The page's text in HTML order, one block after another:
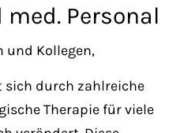
Personal
und Kollegen,
sich durch zahlreiche
Therapie für viele